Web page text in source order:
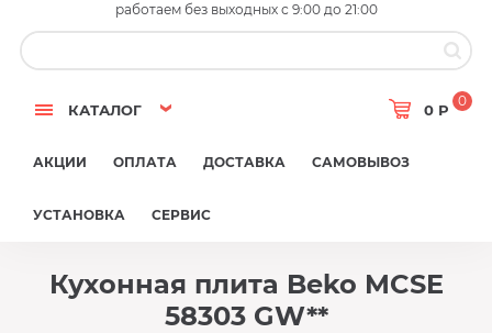
работаем без выходных с 9:00 до 21:00
КАТАЛОГ 0 Р
0
АКЦИИ ОПЛАТА ДОСТАВКА САМОВЫВОЗ
УСТАНОВКА СЕРВИС
Кухонная плита Beko MCSE
58303 GW**